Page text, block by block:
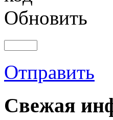
Обновить
Отправить
Свежая